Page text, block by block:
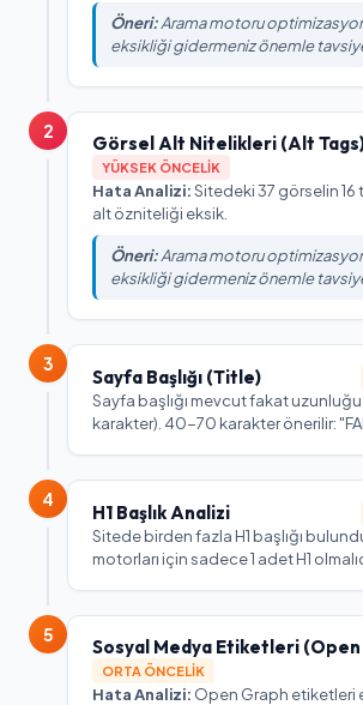
Öneri:Arama motoru
eksikliği gidermeniz önemle
2
Görsel Alt Nitelikleri (Alt
YÜKSEK ÖNCELIK
Hata Analizi:Sitedeki 37 görselin
alt özniteliği eksik.
Öneri:Arama motoru
eksikliği gidermeniz önemle
3
Sayfa Başlığı (Title)
Sayfa başlığı mevcut fakat
karakter). 40-70 karakter önerilir:
4
H1 Başlık Analizi
Sitede birden fazla H1 başlığı
motorları için sadece 1 adet H1
5
Sosyal Medya Etiketleri
ORTA ÖNCELIK
Hata Analizi: Open Graph etiketleri